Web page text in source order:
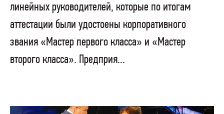
линейных руководителей, которые по итогам
аттестации были удостоены корпоративного
звания «Мастер первого класса» и «Мастер
второго класса». Предприя...